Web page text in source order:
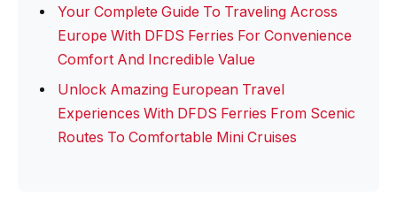
Your Complete Guide To Traveling Across
Europe With DFDS Ferries For Convenience
Comfort And Incredible Value
Unlock Amazing European Travel
Experiences With DFDS Ferries From Scenic
Routes To Comfortable Mini Cruises